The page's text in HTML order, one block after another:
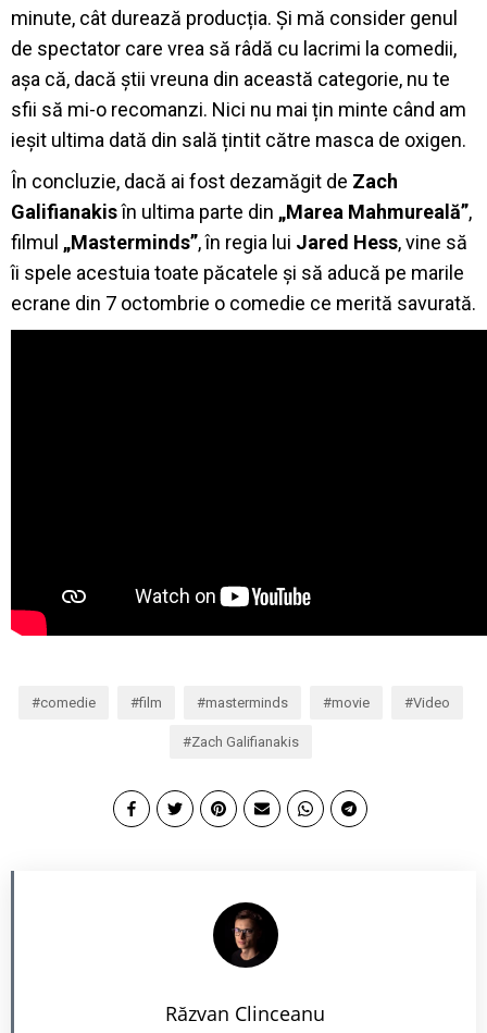
minute, cât durează producția. Și mă consider genul
de spectator care vrea să râdă cu lacrimi la comedii,
așa că, dacă știi vreuna din această categorie, nu te
sfii să mi-o recomanzi. Nici nu mai țin minte când am
ieșit ultima dată din sală țintit către masca de oxigen.
În concluzie, dacă ai fost dezamăgit de Zach
Galifianakisîn ultima parte din „Marea Mahmureală”,
filmul „Masterminds”, în regia lui Jared Hess, vine să
îi spele acestuia toate păcatele și să aducă pe marile
ecrane din 7 octombrie o comedie ce merită savurată.
comedie film masterminds movie Video
Zach Galifianakis
Răzvan Clinceanu